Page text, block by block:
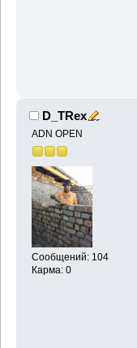
D_TRex
ADN OPEN
Сообщений: 104
Карма: 0